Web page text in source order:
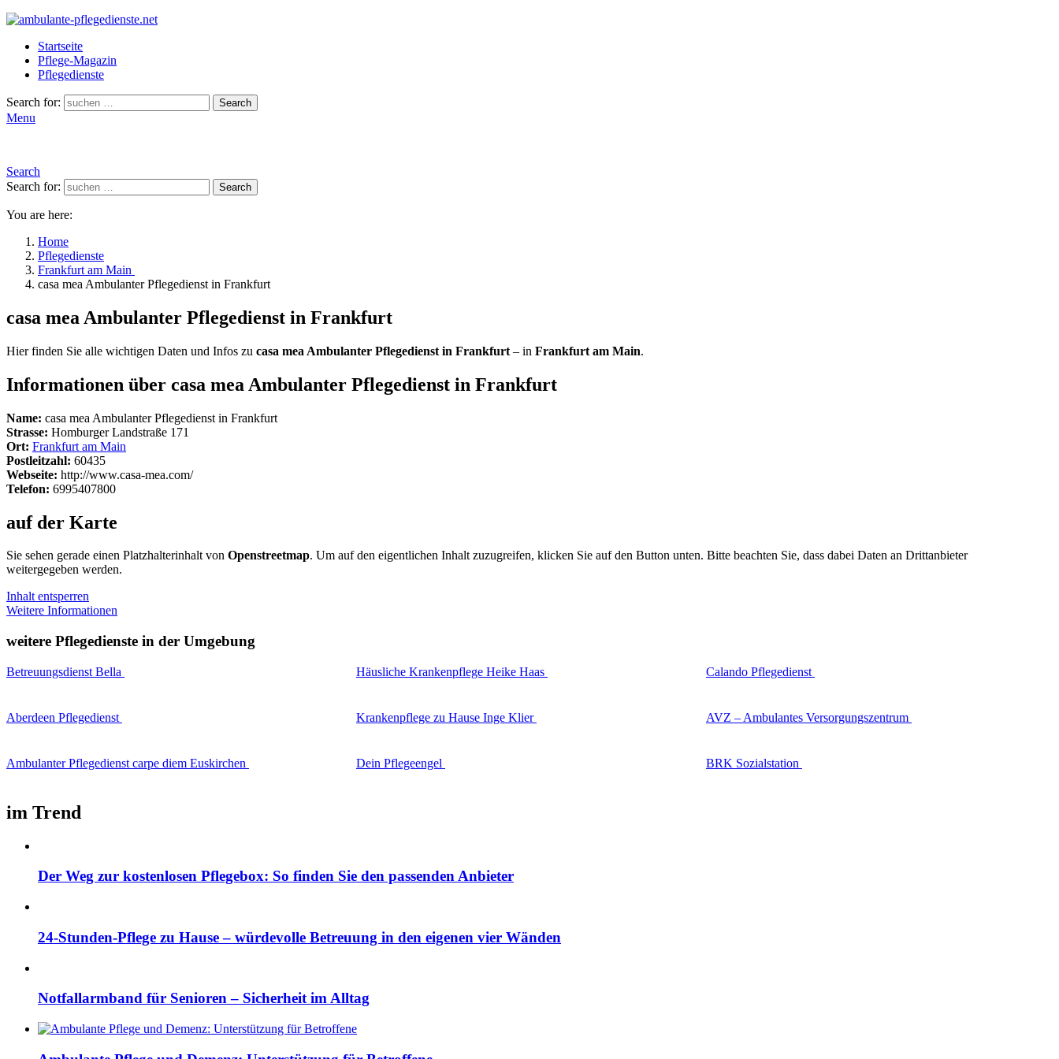
Startseite
Pflege-Magazin
Pflegedienste
Search for: Search
Menu
Search
Search for:
Search
You are here:
Home
Pflegedienste
Frankfurt am Main
casa mea Ambulanter Pflegedienst in Frankfurt
casa mea Ambulanter Pflegedienst in Frankfurt
Hier finden Sie alle wichtigen Daten und Infos zu casa mea Ambulanter Pflegedienst in Frankfurt – in Frankfurt am Main.
Informationen über casa mea Ambulanter Pflegedienst in Frankfurt
Name: casa mea Ambulanter Pflegedienst in Frankfurt
Strasse: Homburger Landstraße 171
Ort: Frankfurt am Main
Postleitzahl: 60435
Webseite: http://www.casa-mea.com/
Telefon: 6995407800
auf der Karte
Sie sehen gerade einen Platzhalterinhalt von Openstreetmap. Um auf den eigentlichen Inhalt zuzugreifen, klicken Sie auf den Button unten. Bitte beachten Sie, dass dabei Daten an Drittanbieter
weitergegeben werden.
Inhalt entsperren
Weitere Informationen
weitere Pflegedienste in der Umgebung
Betreuungsdienst Bella Häusliche Krankenpflege Heike Haas Calando Pflegedienst
Aberdeen Pflegedienst Krankenpflege zu Hause Inge Klier AVZ – Ambulantes Versorgungszentrum
Ambulanter Pflegedienst carpe diem Euskirchen Dein Pflegeengel BRK Sozialstation
im Trend
Der Weg zur kostenlosen Pflegebox: So finden Sie den passenden Anbieter
24-Stunden-Pflege zu Hause – würdevolle Betreuung in den eigenen vier Wänden
Notfallarmband für Senioren – Sicherheit im Alltag